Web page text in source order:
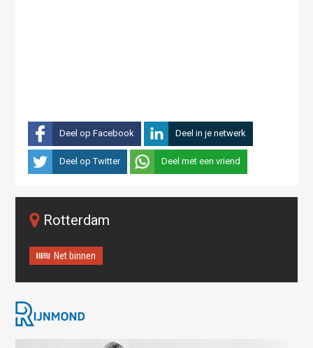
Deel op Facebook Deel in je netwerk
Deel op Twitter Deel met een vriend
Rotterdam
Net binnen